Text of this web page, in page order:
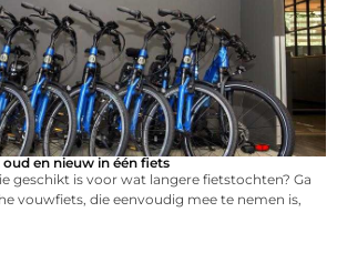
en nieuw in één fiets
geschikt is voor wat langere fietstochten? Ga
vouwfiets, die eenvoudig mee te nemen is,